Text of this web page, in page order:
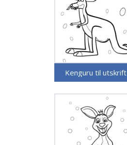
Kenguru til utskrift